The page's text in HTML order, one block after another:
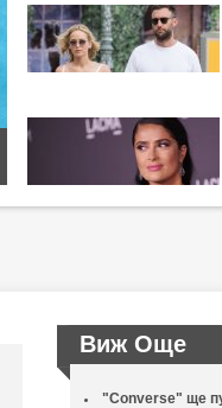
Виж Още
"Converse" ще